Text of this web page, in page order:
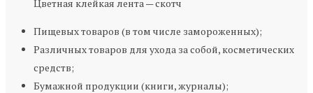
Цветная клейкая лента — скотч
Пищевых товаров (в том числе замороженных);
Различных товаров для ухода за собой, косметических
средств;
Бумажной продукции (книги, журналы);